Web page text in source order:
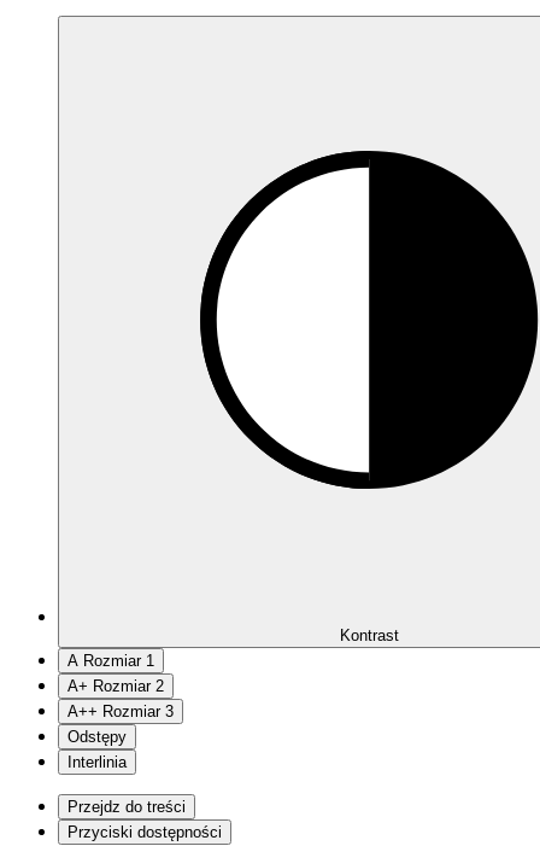
Kontrast
A Rozmiar 1
A+ Rozmiar 2
A++ Rozmiar 3
Odstępy
Interlinia
Przejdz do treści
Przyciski dostępności